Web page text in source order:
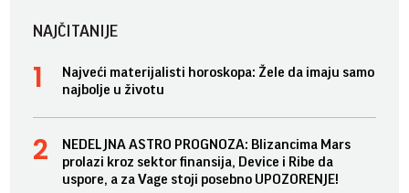
NAJČITANIJE
Najveći materijalisti horoskopa: Žele da imaju samo
najbolje u životu
NEDELJNA ASTRO PROGNOZA: Blizancima Mars
prolazi kroz sektor finansija, Device i Ribe da
uspore, a za Vage stoji posebno UPOZORENJE!